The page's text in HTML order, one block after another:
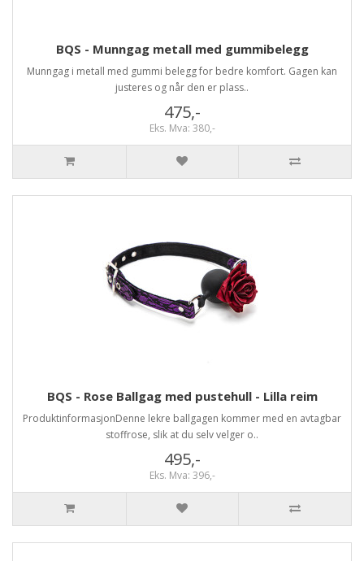
BQS - Munngag metall med gummibelegg
Munngag i metall med gummi belegg for bedre komfort. Gagen kan
justeres og når den er plass..
475,-
Eks. Mva: 380,-
BQS - Rose Ballgag med pustehull - Lilla reim
ProduktinformasjonDenne lekre ballgagen kommer med en avtagbar
stoffrose, slik at du selv velger o..
495,-
Eks. Mva: 396,-